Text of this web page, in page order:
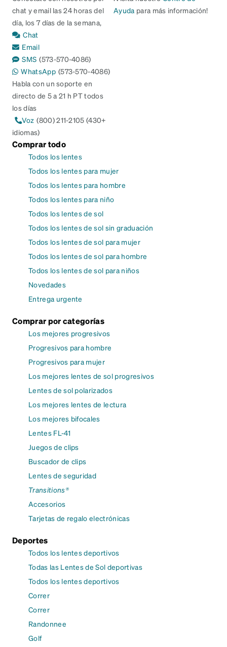
chat y email las 24 horas del
día, los 7 días de la semana,
Chat
Email
SMS (573-570-4086)
WhatsApp (573-570-4086)
Habla con un soporte en
directo de 5 a 21 h PT todos
los días
Voz (800) 211-2105 (430+
idiomas)
Ayuda para más información!
Comprar todo
Todos los lentes
Todos los lentes para mujer
Todos los lentes para hombre
Todos los lentes para niño
Todos los lentes de sol
Todos los lentes de sol sin graduación
Todos los lentes de sol para mujer
Todos los lentes de sol para hombre
Todos los lentes de sol para niños
Novedades
Entrega urgente
Comprar por categorías
Los mejores progresivos
Progresivos para hombre
Progresivos para mujer
Los mejores lentes de sol progresivos
Lentes de sol polarizados
Los mejores lentes de lectura
Los mejores bifocales
Lentes FL-41
Juegos de clips
Buscador de clips
Lentes de seguridad
Transitions®
Accesorios
Tarjetas de regalo electrónicas
Deportes
Todos los lentes deportivos
Todas las Lentes de Sol deportivas
Todos los lentes deportivos
Correr
Correr
Randonnee
Golf